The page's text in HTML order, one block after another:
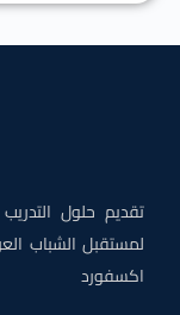
تقديم حلول
لمستقبل الشباب
اكسفورد